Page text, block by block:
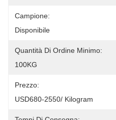
Campione:
Disponibile
Quantità Di Ordine Minimo:
100KG
Prezzo:
USD680-2550/ Kilogram